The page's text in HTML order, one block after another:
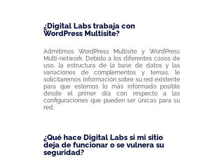
¿Digital Labs trabaja con
WordPress Multisite?
Admitimos WordPress Multisite y WordPress
Multi-network. Debido a los diferentes casos de
uso, la estructura de la base de datos y las
variaciones de complementos y temas, le
solicitaremos información sobre su red existente
para que estemos lo más informado posible
desde el primer día con respecto a las
configuraciones que pueden ser únicas para su
red.
¿Qué hace Digital Labs si mi sitio
deja de funcionar o se vulnera su
seguridad?